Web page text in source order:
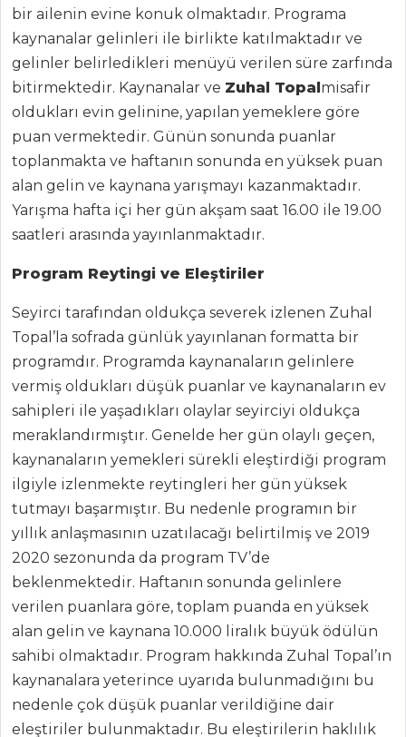
MENÜLER
Tüm
Kategoriler
BALIK
YEMEKLERI
Lime Aromalı Ve
Patatesli Ton Balığı
Domates Soslu
Balık Tabağı
(Yeni)
Balık Yemekleri
Tüm Tarifleri
İÇECEKLER
Zerdeçallı Ayran
Şalgam Sulu
Ayran
Şerbeti
İçecekler Tüm
Tarifleri
bir ailenin evine konuk olmaktadır. Programa
kaynanalar gelinleri ile birlikte katılmaktadır ve
gelinler belirledikleri menüyü verilen süre zarfında
bitirmektedir. Kaynanalar ve Zuhal Topal misafir
oldukları evin gelinine, yapılan yemeklere göre
puan vermektedir. Günün sonunda puanlar
toplanmakta ve haftanın sonunda en yüksek puan
alan gelin ve kaynana yarışmayı kazanmaktadır.
Yarışma hafta içi her gün akşam saat 16.00 ile 19.00
saatleri arasında yayınlanmaktadır.
Program Reytingi ve Eleştiriler
Seyirci tarafından oldukça severek izlenen Zuhal
Topal’la sofrada günlük yayınlanan formatta bir
programdır. Programda kaynanaların gelinlere
vermiş oldukları düşük puanlar ve kaynanaların ev
sahipleri ile yaşadıkları olaylar seyirciyi oldukça
meraklandırmıştır. Genelde her gün olaylı geçen,
kaynanaların yemekleri sürekli eleştirdiği program
ilgiyle izlenmekte reytingleri her gün yüksek
tutmayı başarmıştır. Bu nedenle programın bir
yıllık anlaşmasının uzatılacağı belirtilmiş ve 2019
2020 sezonunda da program TV’de
beklenmektedir. Haftanın sonunda gelinlere
verilen puanlara göre, toplam puanda en yüksek
alan gelin ve kaynana 10.000 liralık büyük ödülün
sahibi olmaktadır. Program hakkında Zuhal Topal’ın
kaynanalara yeterince uyarıda bulunmadığını bu
nedenle çok düşük puanlar verildiğine dair
eleştiriler bulunmaktadır. Bu eleştirilerin haklılık